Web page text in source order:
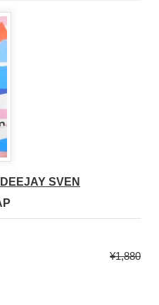
SVEN
¥1,880